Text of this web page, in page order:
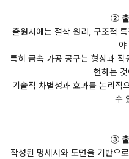
② 출
출원서에는 절삭 원리, 구조적
특히 금속 가공 공구는 형상과
현하는
기술적 차별성과 효과를 논리적
수
③ 출
작성된 명세서와 도면을 기반으